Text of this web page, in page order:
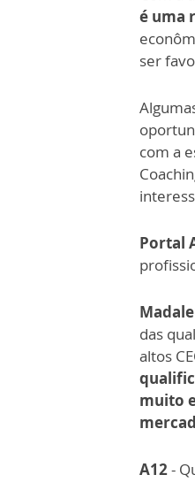
é uma
ser
com a
Portal
das
altos
muito
A12-